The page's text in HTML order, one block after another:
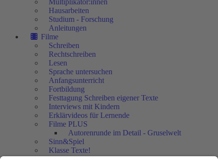
Multiplikator:innen
Hausarbeiten
Studium - Forschung
Anleitungen
Filme
Schreiben
Rechtschreiben
Lesen
Sprache untersuchen
Anfangsunterricht
Fortbildung
Festtagung Schreiben eigener Texte
Interviews mit Kindern
Erklärvideos für Lernende
Filme PLUS
Autorenrunde im Detail - Gruselwelt
Sinn&Spiel
Klasse Texte!
Filmausschnitte Grundschule